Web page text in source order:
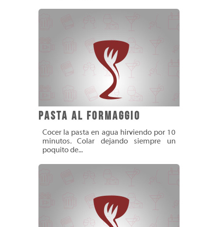
Pasta al Formaggio
Cocer la pasta en agua hirviendo por 10
minutos. Colar dejando siempre un
poquito de...